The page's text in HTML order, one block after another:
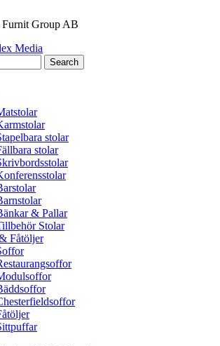
Group AB
Media
Search
stolar
stolar
& Pallar
Stolar
Fåtöljer